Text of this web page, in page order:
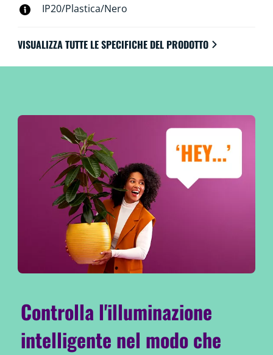
IP20/Plastica/Nero
VISUALIZZA TUTTE LE SPECIFICHE DEL PRODOTTO
Controlla l'illuminazione
intelligente nel modo che